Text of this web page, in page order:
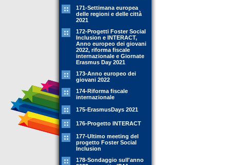
171-Settimana europea
delle regioni e delle città
2021
172-Progetti Foster Social
Inclusion e INTERACT,
Anno europeo dei giovani
2022, riforma fiscale
internazionale e Giornate
Erasmus Day 2021
173-Anno europeo dei
giovani 2022
174-Riforma fiscale
internazionale
175-ErasmusDays 2021
176-Progetto INTERACT
177-Ultimo meeting del
progetto Foster Social
Inclusion
178-Sondaggio sull'anno